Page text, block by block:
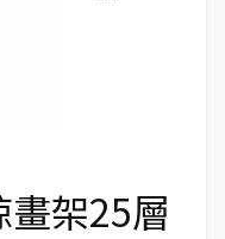
架25層